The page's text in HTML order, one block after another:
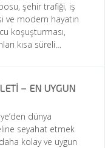
şehir trafiği, iş
ve modern hayatın
koşuşturması,
kısa süreli…
– EN UYGUN
dünya
seyahat etmek
kolay ve uygun